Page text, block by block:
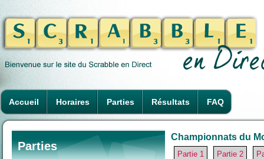
Accueil Horaires Parties Résultats FAQ
Parties
Championnats du
Partie 1 Partie 2